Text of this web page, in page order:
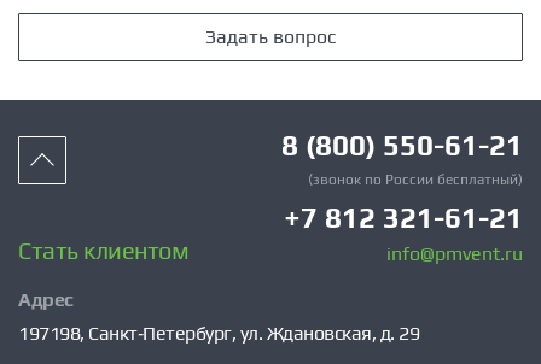
Задать вопрос
Адрес
197198, Санкт‑Петербург, ул. Ждановская, д. 29
Стать клиентом
8 (800) 550-61-21
(звонок по России бесплатный)
+7 812 321-61-21
info@pmvent.ru